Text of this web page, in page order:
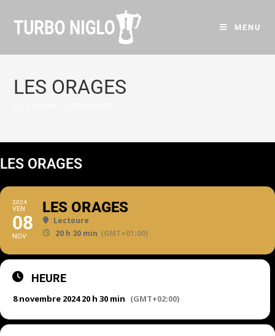
MENU
LES ORAGES
LES ORAGES
2024
VEN
08
NOV
LES ORAGES
Lectoure
20 h 30 min (GMT+01:00)
HEURE
8 novembre 2024 20 h 30 min (GMT+02:00)